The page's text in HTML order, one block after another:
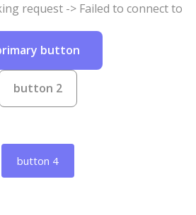
request -> Failed to connect to
button
button 2
button 4